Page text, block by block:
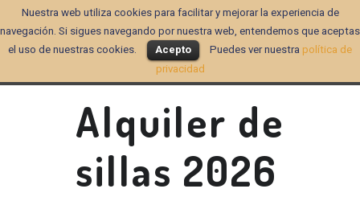
Alquiler de
sillas 2026
Nuestra web utiliza cookies para facilitar y mejorar la experiencia de
navegación. Si sigues navegando por nuestra web, entendemos que aceptas
el uso de nuestras cookies.
Acepto Puedes ver nuestra política de
privacidad